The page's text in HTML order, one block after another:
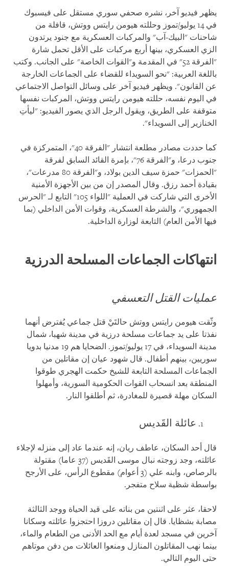
يظهر فيديو آخر، نشره صحفي سوري مستقل على فيسبوك
في 14 يوليو/تموز وحللته هيومن رايتس ووتش، قافلة من
شاحنات "البيك-آب" والمركبات العسكرية مع جنود يرتدون
الزي العسكري، بينها أربع مركبات على الأقل تحمل شارة
"الفرقة 52" في المقدمة و"القوات الخاصة" على الجانب. وكتب
باللغة العربية: "نحو السويداء للقضاء على الجماعات الخارجة
عن القانون". ويظهر فيديو آخر على وسائل التواصل الاجتماعي
في اليوم نفسه، حللته هيومن رايتس ووتش، المركبات نفسها
متوقفة على الطريق، ويقول الرجل الذي يصور الفيديو: "ليأتِ
الخنازير إلى السويداء".
كما حددت مصادر مطلعة انتشار "الفرقة 40"، المتمركزة في
جنوب درعا، و"الفرقة 76"، بإمرة القائد السابق لفرقة
"الحمزات" حمزة سيف الدين بولاد، و"الفرقة 80 مدرعات"،
بقيادة أحمد رزق. وقال المصدر إن من بين الأجهزة الأمنية
الأخرى التي شاركت في العملية "اللواء 105" التابع لـ "الحرس
الجمهوري"، والشرطة العسكرية، وقوات الأمن الداخلي (بما
فيها الأمن العام) التابعة لوزارة الداخلية.
انتهاكات الجماعات المسلحة الدرزية
عمليات القتل التعسفي
وثّقت هيومن رايتس ووتش حالتَيْ قتل جماعي يُفترض أنهما
نفذتا على يد جماعات مسلحة درزية في مدينة شهبا، شمال
مدينة السويداء، في 17 يوليو/تموز. الضحايا هم 19 مدنيا بدويا
سوريين، بينهم أطفال. قال شهود عيان إن مقاتلين من
الجماعات المسلحة التابعة للشيخ حكمت الهجري طوقوا
المنطقة بعد انسحاب القوات الحكومية السورية، وأمهلوا
السكان مهلة قصيرة للمغادرة، ثم أطلقوا النار.
عائلة القَديس
قال أحد السكان، عاطف ريان، إنه عندما عاد إلى منزله لإجلاء
عائلته، وجد زوجته نبال موسى القَديس (37 عاما) مقتولة
بالرصاص، وابنه علي (3 أعوام) مقطوع الرأس، على الأرجح
بواسطة شظية سلاح متفجر.
لاحقا، عثر على اثنتين من بناته على قيد الحياة ووجد الثالثة
مصابة بشظايا. قال إن مقاتلين دروزا احتجزوا عائلته وسكانا
آخرين في مسجد لعدة أيام مع الحد الأدنى من الطعام والماء،
بينما نهب المقاتلون المنازل ومنعوا العائلات من دفن موتاهم
حتى اليوم التالي.